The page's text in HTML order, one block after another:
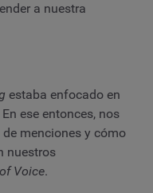
a nuestra
estaba enfocado en
ese entonces, nos
menciones y cómo
nuestros
Voice.